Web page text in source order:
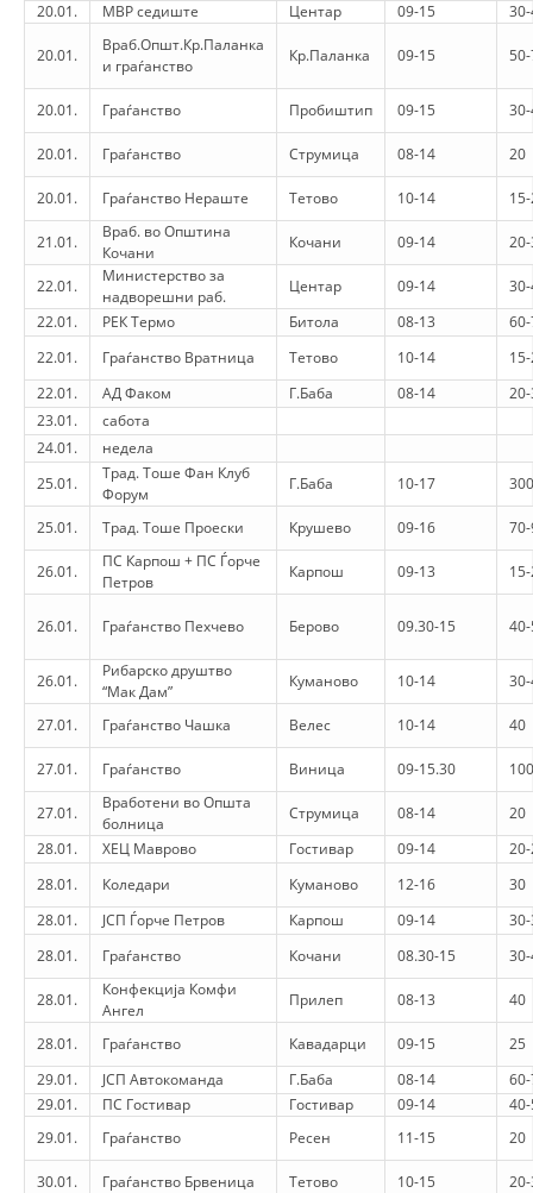
INTERNATIONAL COOPERATION
TRACING SERVICE
HEALTH PREVENTION
FIRST AID
BLOOD DONATION
VOLUNTEER MANAGEMENT
ABOUT US
ACTION
MANUALS
BROCHURES
20.01.
МВР седиште Центар 09-15
20.01.
Враб.Општ.Кр.Паланка
и граѓанство
Кр.Паланка 09-15
20.01. Граѓанство Пробиштип 09-15
20.01. Граѓанство Струмица 08-14 20
20.01. Граѓанство Нераште Тетово 10-14
21.01.
Враб. во Општина
Кочани
Кочани 09-14
22.01.
Министерство за
надворешни раб.
Центар 09-14
22.01.
РЕК Термо Битола 08-13
22.01.
Граѓанство Вратница Тетово 10-14
22.01.
АД Факом Г.Баба 08-14
23.01.
сабота
24.01.
недела
25.01.
Трад. Тоше Фан Клуб
Форум
Г.Баба 10-17 300
25.01. Трад. Тоше Проески Крушево 09-16
26.01.
ПС Карпош + ПС Ѓорче
Петров
Карпош 09-13
26.01. Граѓанство Пехчево Берово 09.30-15
26.01.
Рибарско друштво
“Мак Дам”
Куманово 10-14
27.01. Граѓанство Чашка Велес 10-14 40
27.01. Граѓанство Виница 09-15.30
27.01.
Вработени во Општа
болница
Струмица 08-14
20
28.01.
ХЕЦ Маврово Гостивар 09-14
28.01.
Коледари Куманово 12-16
30
28.01.
ЈСП Ѓорче Петров Карпош 09-14
28.01.
Граѓанство Кочани 08.30-15
28.01.
Конфекција Комфи
Ангел
Прилеп 08-13 40
28.01. Граѓанство Кавадарци 09-15
25
29.01.
ЈСП Автокоманда Г.Баба 08-14
29.01.
ПС Гостивар Гостивар 09-14
29.01.
Граѓанство Ресен 11-15 20
30.01. Граѓанство Брвеница Тетово 10-15